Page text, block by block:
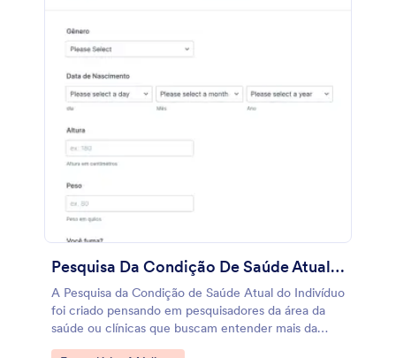
Pesquisa Da Condição De Saúde Atual Do Indivíduo
A Pesquisa da Condição de Saúde Atual do Indivíduo
foi criado pensando em pesquisadores da área da
saúde ou clínicas que buscam entender mais da
condição de saúde geral do paciente. Com este